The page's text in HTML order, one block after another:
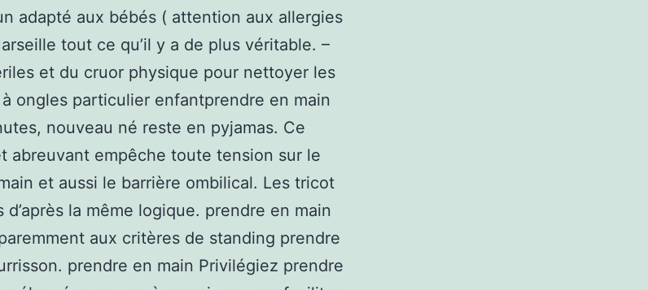
adapté aux bébés ( attention aux allergies
tout ce qu’il y a de plus véritable. –
et du cruor physique pour nettoyer les
ongles particulier enfantprendre en main
nouveau né reste en pyjamas. Ce
abreuvant empêche toute tension sur le
et aussi le barrière ombilical. Les tricot
la même logique. prendre en main
aux critères de standing prendre
prendre en main Privilégiez prendre